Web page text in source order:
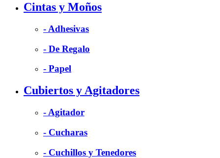
Cintas y Moños
- Adhesivas
- De Regalo
- Papel
Cubiertos y Agitadores
- Agitador
- Cucharas
- Cuchillos y Tenedores